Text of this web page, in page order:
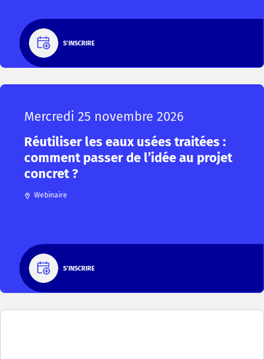
S'INSCRIRE
Mercredi 25 novembre 2026
Réutiliser les eaux usées traitées :
comment passer de l’idée au projet
concret ?
Webinaire
S'INSCRIRE